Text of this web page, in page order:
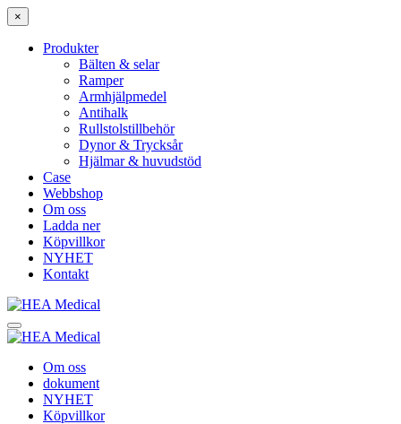
×
Produkter
Bälten & selar
Ramper
Armhjälpmedel
Antihalk
Rullstolstillbehör
Dynor & Trycksår
Hjälmar & huvudstöd
Case
Webbshop
Om oss
Ladda ner
Köpvillkor
NYHET
Kontakt
Om oss
dokument
NYHET
Köpvillkor